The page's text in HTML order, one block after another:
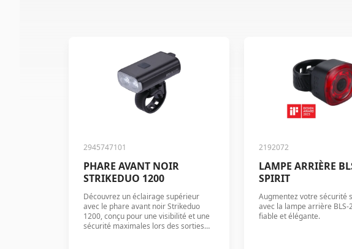
2945747101
PHARE AVANT NOIR
STRIKEDUO 1200
Découvrez un éclairage supérieur
avec le phare avant noir Strikeduo
1200, conçu pour une visibilité et une
sécurité maximales lors des sorties
2192072
LAMPE ARRIÈRE
SPIRIT
Augmentez votre sécurité
avec la lampe arrière BLS-
fiable et élégante.